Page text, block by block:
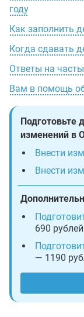
году
Как заполнить
Когда сдавать
Ответы на
Вам в помощь
Подготовьте
изменений в
Внести
Внести
690 рублей
— 1190